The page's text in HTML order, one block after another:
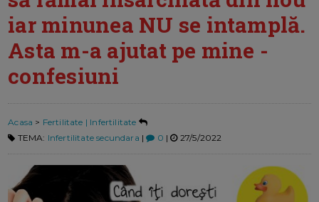
iar minunea NU se intamplă.
Asta m-a ajutat pe mine -
confesiuni
Acasa > Fertilitate | Infertilitate
TEMA: Infertilitate secundara | 0 | 27/5/2022